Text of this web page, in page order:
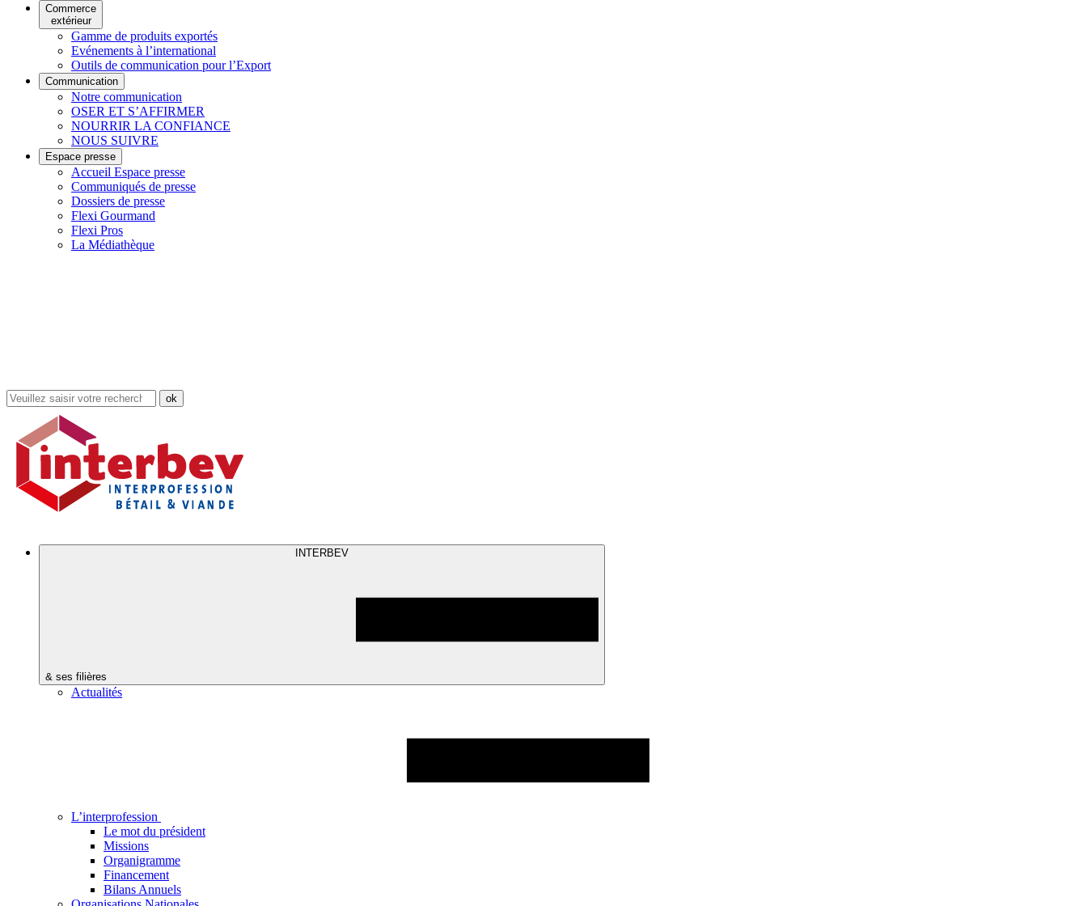
Commerce
extérieur
Gamme de produits exportés
Evénements à l’international
Outils de communication pour l’Export
Communication
Notre communication
OSER ET S’AFFIRMER
NOURRIR LA CONFIANCE
NOUS SUIVRE
Espace presse
Accueil Espace presse
Communiqués de presse
Dossiers de presse
Flexi Gourmand
Flexi Pros
La Médiathèque
Rechercher
dans
site
INTERBEV
& ses filières
Actualités
L’interprofession
Le mot du président
Missions
Organigramme
Financement
Bilans Annuels